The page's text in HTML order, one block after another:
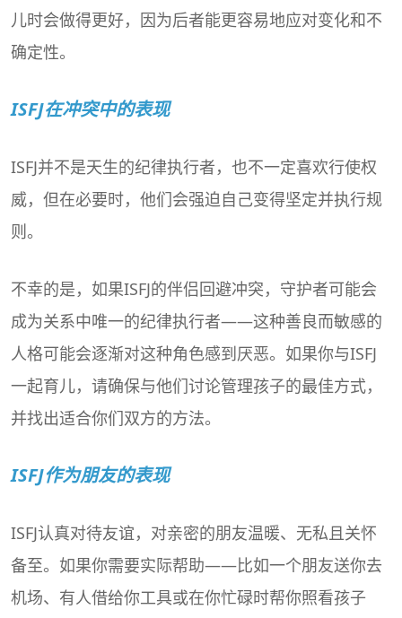
儿时会做得更好，因为后者能更容易地应对变化和不
确定性。
ISFJ在冲突中的表现
ISFJ并不是天生的纪律执行者，也不一定喜欢行使权
威，但在必要时，他们会强迫自己变得坚定并执行规
则。
不幸的是，如果ISFJ的伴侣回避冲突，守护者可能会
成为关系中唯一的纪律执行者——这种善良而敏感的
人格可能会逐渐对这种角色感到厌恶。如果你与ISFJ
一起育儿，请确保与他们讨论管理孩子的最佳方式，
并找出适合你们双方的方法。
ISFJ作为朋友的表现
ISFJ认真对待友谊，对亲密的朋友温暖、无私且关怀
备至。如果你需要实际帮助——比如一个朋友送你去
机场、有人借给你工具或在你忙碌时帮你照看孩子